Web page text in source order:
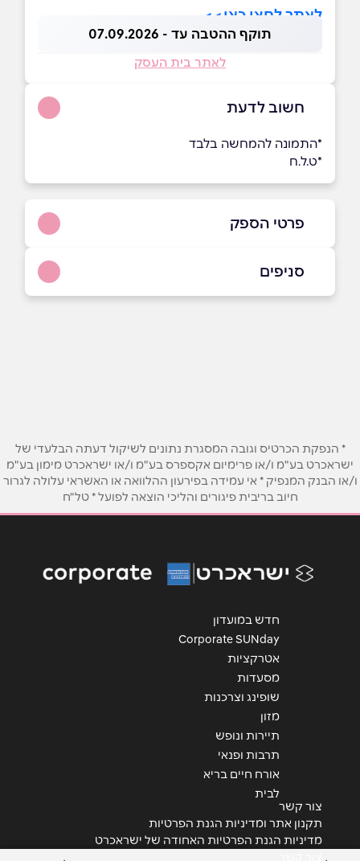
לאתר לחצו כאן>>
תוקף ההטבה עד - 07.09.2026
לאתר בית העסק
חשוב לדעת
*התמונה להמחשה בלבד
*ט.ל.ח
פרטי הספק
באתר בפייסבוק
באינסטגרם
טלפון *
אנא חזרו אלי בקשר ל...
הודעה*
סניפים
* הנפקת הכרטיס וגובה המסגרת נתונים לשיקול דעתה הבלעדי של
ישראכרט בע"מ ו/או פרימיום אקספרס בע"מ ו/או ישראכרט מימון בע"מ
ו/או הבנק המנפיק * אי עמידה בפירעון ההלוואה או האשראי עלולה לגרור
חיוב בריבית פיגורים והליכי הוצאה לפועל * טל"ח
חדש במועדון
Corporate SUNday
אטרקציות
מסעדות
שופינג וצרכנות
מזון
תיירות ונופש
תרבות ופנאי
אורח חיים בריא
לבית
צור קשר
תקנון אתר ומדיניות הגנת הפרטיות
מדיניות הגנת הפרטיות האחודה של ישראכרט